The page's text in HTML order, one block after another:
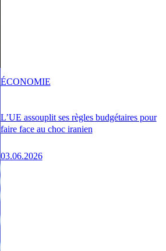
L’UE assouplit ses règles budgétaires pour
faire face au choc iranien
03.06.2026
ÉCONOMIE